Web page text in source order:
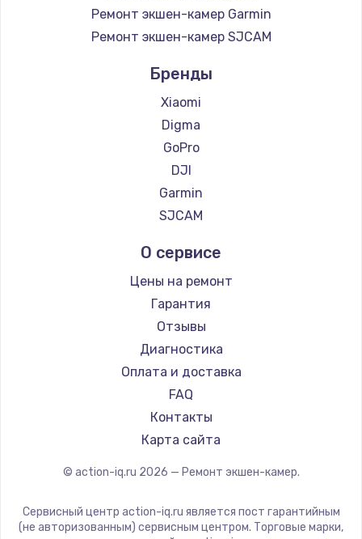
Ремонт экшен-камер Garmin
Ремонт экшен-камер SJCAM
Бренды
Xiaomi
Digma
GoPro
DJI
Garmin
SJCAM
О сервисе
Цены на ремонт
Гарантия
Отзывы
Диагностика
Оплата и доставка
FAQ
Контакты
Карта сайта
© action-iq.ru 2026 — Ремонт экшен-камер.
Сервисный центр action-iq.ru является пост гарантийным
(не авторизованным) сервисным центром. Торговые марки,